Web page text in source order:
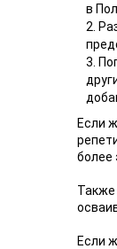
в
2.
3.
Если
более
Также
Если